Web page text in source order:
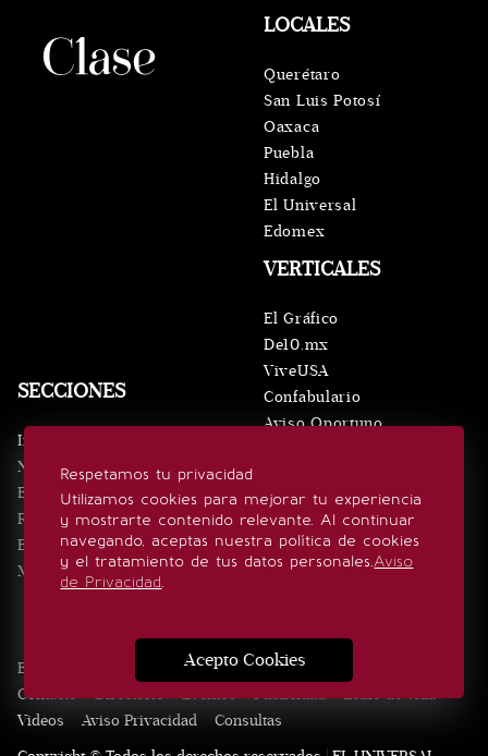
Respetamos tu privacidad
Utilizamos cookies para mejorar tu experiencia
y mostrarte contenido relevante. Al continuar
navegando, aceptas nuestra política de cookies
y el tratamiento de tus datos personales.Aviso
de Privacidad.
Acepto Cookies
SECCIONES
Inicio
Noticias
Eventos
Realeza
Estilo de vida
Minuto x Minuto
VERTICALES
El Gráfico
De10.mx
ViveUSA
Confabulario
Aviso Oportuno
LOCALES
Querétaro
San Luis Potosí
Oaxaca
Puebla
Hidalgo
El Universal
Edomex
SÍGUENOS
Edición Impresa Noticias Quiénes somos
Contacto
Directorio Eventos Publicidad
Estilo de vida
Videos
Aviso Privacidad
Consultas